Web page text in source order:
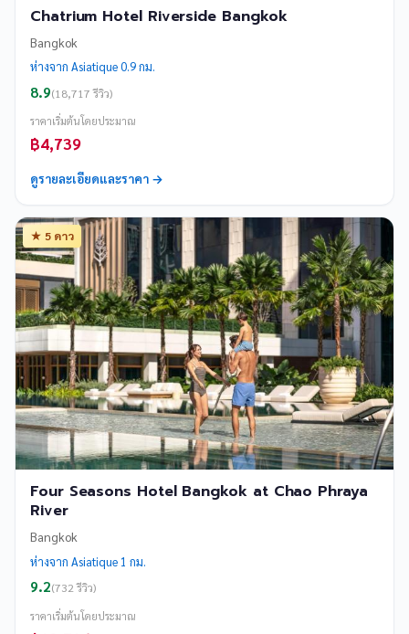
Chatrium Hotel Riverside Bangkok
Bangkok
ห่างจาก Asiatique 0.9 กม.
8.9(18,717 รีวิว)
ราคาเริ่มต้นโดยประมาณ
฿4,739
ดูรายละเอียดและราคา →
★ 5 ดาว
Four Seasons Hotel Bangkok at Chao Phraya
River
Bangkok
ห่างจาก Asiatique 1 กม.
9.2(732 รีวิว)
ราคาเริ่มต้นโดยประมาณ